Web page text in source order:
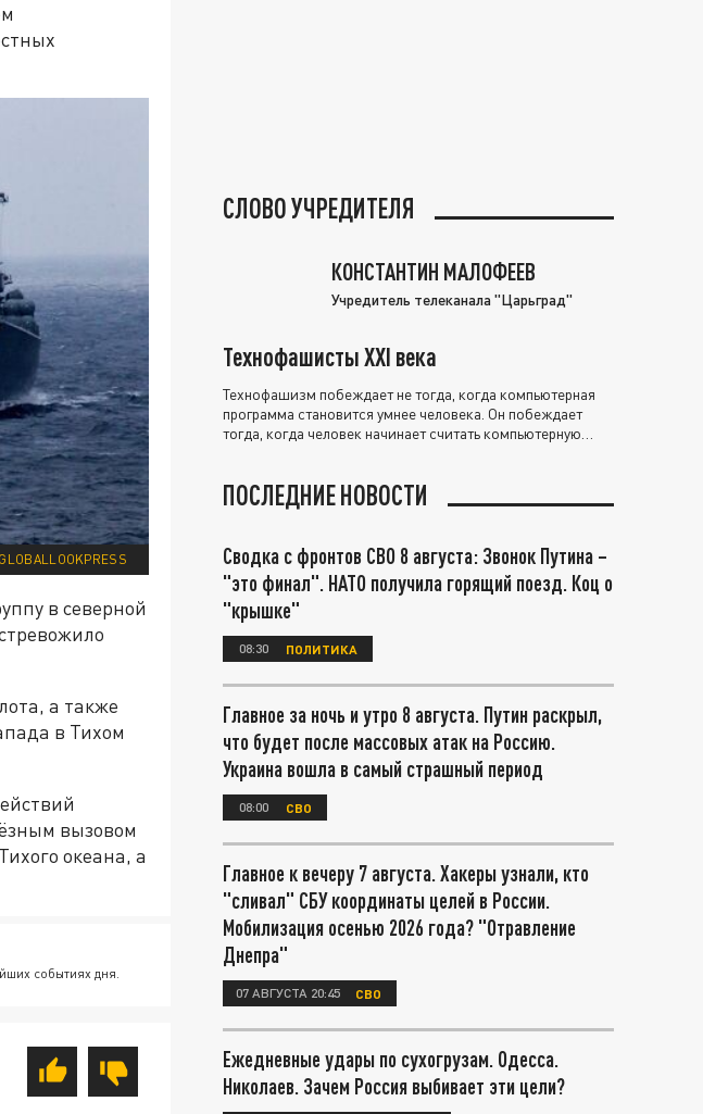
в северной
а также
в Тихом
вызовом
океана, а
событиях дня.
СЛОВО УЧРЕДИТЕЛЯ
КОНСТАНТИН МАЛОФЕЕВ
Учредитель телеканала "Царьград"
Технофашисты XXI века
Технофашизм побеждает не тогда, когда компьютерная
программа становится умнее человека. Он побеждает
тогда, когда человек начинает считать компьютерную
ПОСЛЕДНИЕ НОВОСТИ
Сводка с фронтов СВО 8 августа: Звонок Путина –
"это финал". НАТО получила горящий поезд. Коц о
"крышке"
08:30 ПОЛИТИКА
Главное за ночь и утро 8 августа. Путин раскрыл,
что будет после массовых атак на Россию.
Украина вошла в самый страшный период
08:00 СВО
Главное к вечеру 7 августа. Хакеры узнали, кто
"сливал" СБУ координаты целей в России.
Мобилизация осенью 2026 года? "Отравление
Днепра"
07 АВГУСТА 20:45 СВО
Ежедневные удары по сухогрузам. Одесса.
Николаев. Зачем Россия выбивает эти цели?